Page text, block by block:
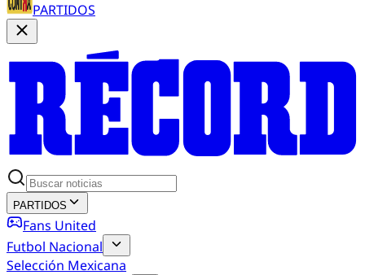
PARTIDOS
PARTIDOS
Fans United
Futbol Nacional
Selección Mexicana